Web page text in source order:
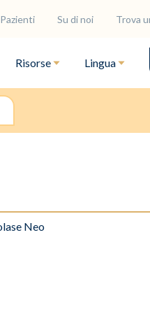
Pazienti Su di noi Trova
Risorse Lingua